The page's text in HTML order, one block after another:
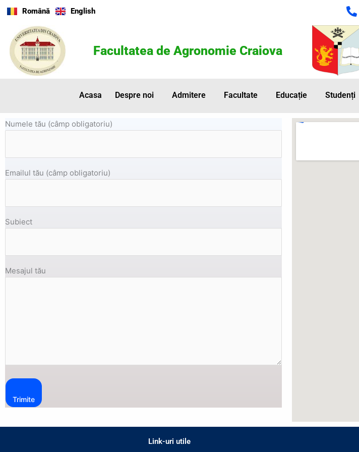
Skip
content
Română English
Facultatea de Agronomie Craiova
Acasa Despre noi Admitere Facultate Educație Studenți
Numele tău (câmp obligatoriu)
Emailul tău (câmp obligatoriu)
Subiect
Mesajul tău
Link-uri utile